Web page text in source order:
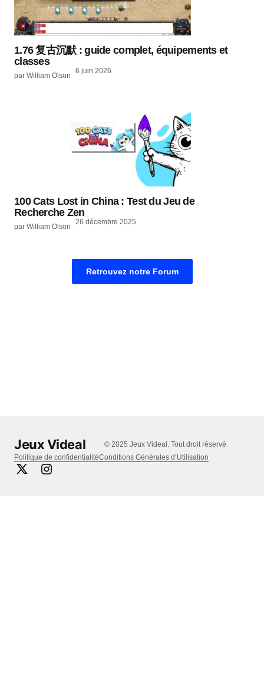
1.76 复古沉默 : guide complet, équipements et
classes
par William Olson
6 juin 2026
100 Cats Lost in China : Test du Jeu de
Recherche Zen
par William Olson
26 décembre 2025
Retrouvez notre Forum
Jeux Videal
© 2025 Jeux Videal. Tout droit réservé.
Politique de confidentialitéConditions Générales d’Utilisation